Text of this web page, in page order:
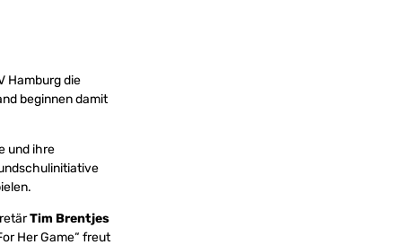
Hamburg die
beginnen damit
und ihre
Tim Brentjes
Her Game“ freut